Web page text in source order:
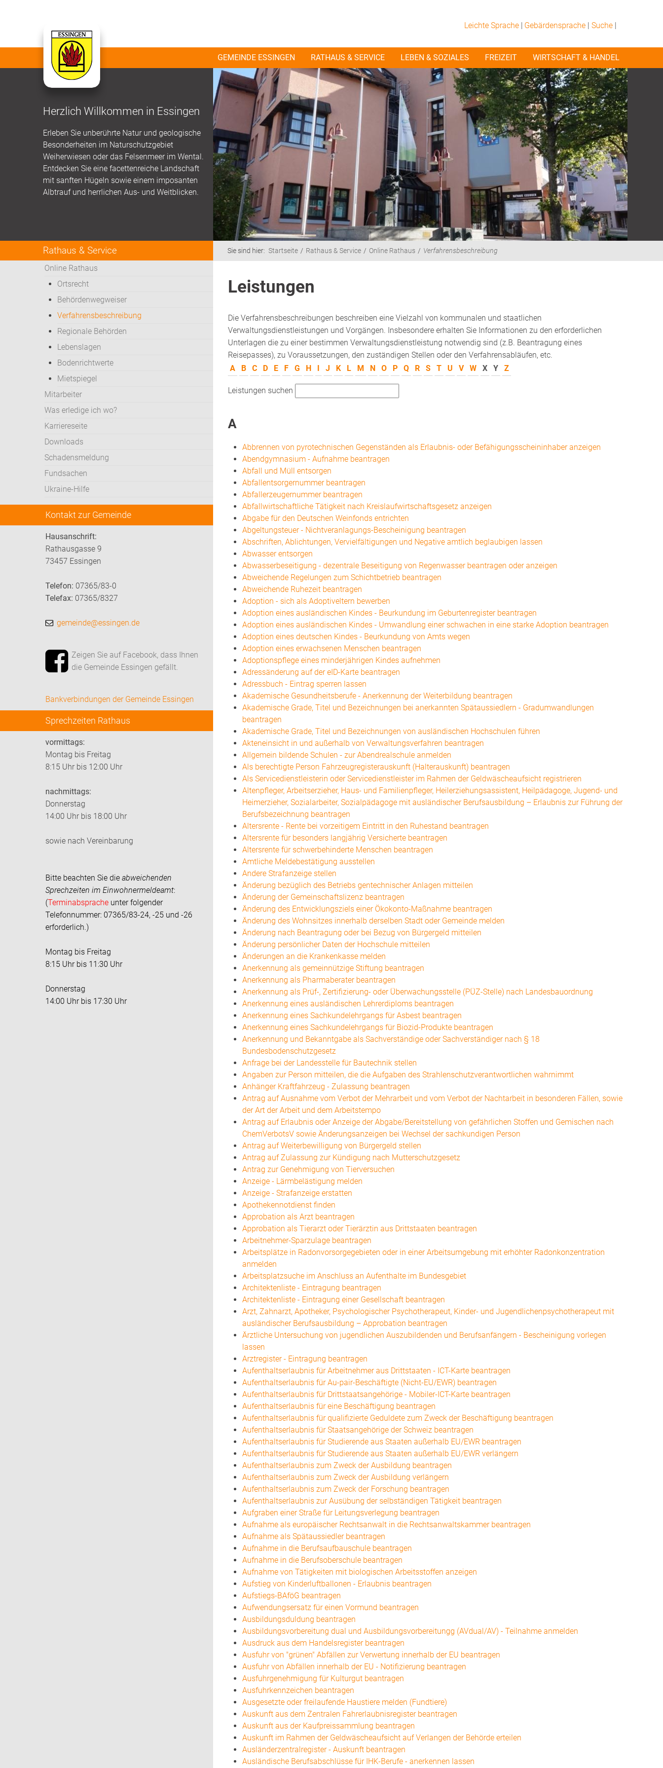
Leichte Sprache | Gebärdensprache | Suche|
GEMEINDE ESSINGEN RATHAUS & SERVICE LEBEN & SOZIALES FREIZEIT WIRTSCHAFT & HANDEL
Herzlich Willkommen in Essingen
Erleben Sie unberührte Natur und geologische
Besonderheiten im Naturschutzgebiet
Weiherwiesen oder das Felsenmeer im Wental.
Entdecken Sie eine facettenreiche Landschaft
mit sanften Hügeln sowie einem imposanten
Albtrauf und herrlichen Aus- und Weitblicken.
Rathaus & Service
Online Rathaus
Ortsrecht
Behördenwegweiser
Verfahrensbeschreibung
Regionale Behörden
Lebenslagen
Bodenrichtwerte
Mietspiegel
Mitarbeiter
Was erledige ich wo?
Karriereseite
Downloads
Schadensmeldung
Fundsachen
Ukraine-Hilfe
Kontakt zur Gemeinde
Hausanschrift:
Rathausgasse 9
73457 Essingen
Telefon: 07365/83-0
Telefax: 07365/8327
gemeinde@essingen.de
Zeigen Sie auf Facebook, dass Ihnen
die Gemeinde Essingen gefällt.
Bankverbindungen der Gemeinde Essingen
Sprechzeiten Rathaus
vormittags:
Montag bis Freitag
8:15 Uhr bis 12:00 Uhr
nachmittags:
Donnerstag
14:00 Uhr bis 18:00 Uhr
sowie nach Vereinbarung
Bitte beachten Sie die abweichenden
Sprechzeiten im Einwohnermeldeamt:
(Terminabsprache unter folgender
Telefonnummer: 07365/83-24, -25 und -26
erforderlich.)
Montag bis Freitag
8:15 Uhr bis 11:30 Uhr
Donnerstag
14:00 Uhr bis 17:30 Uhr
Sie sind hier: Startseite Rathaus & Service Online Rathaus Verfahrensbeschreibung
Leistungen
Die Verfahrensbeschreibungen beschreiben eine Vielzahl von kommunalen und staatlichen
Verwaltungsdienstleistungen und Vorgängen. Insbesondere erhalten Sie Informationen zu den erforderlichen
Unterlagen die zu einer bestimmen Verwaltungsdienstleistung notwendig sind (z.B. Beantragung eines
Reisepasses), zu Voraussetzungen, den zuständigen Stellen oder den Verfahrensabläufen, etc.
A
B C D E F G H J K L M N O P Q R S T U V W X Y Z
Leistungen suchen
A
Abbrennen von pyrotechnischen Gegenständen als Erlaubnis- oder Befähigungsscheininhaber anzeigen
Abendgymnasium - Aufnahme beantragen
Abfall und Müll entsorgen
Abfallentsorgernummer beantragen
Abfallerzeugernummer beantragen
Abfallwirtschaftliche Tätigkeit nach Kreislaufwirtschaftsgesetz anzeigen
Abgabe für den Deutschen Weinfonds entrichten
Abgeltungsteuer - Nichtveranlagungs-Bescheinigung beantragen
Abschriften, Ablichtungen, Vervielfältigungen und Negative amtlich beglaubigen lassen
Abwasser entsorgen
Abwasserbeseitigung - dezentrale Beseitigung von Regenwasser beantragen oder anzeigen
Abweichende Regelungen zum Schichtbetrieb beantragen
Abweichende Ruhezeit beantragen
Adoption - sich als Adoptiveltern bewerben
Adoption eines ausländischen Kindes - Beurkundung im Geburtenregister beantragen
Adoption eines ausländischen Kindes - Umwandlung einer schwachen in eine starke Adoption beantragen
Adoption eines deutschen Kindes - Beurkundung von Amts wegen
Adoption eines erwachsenen Menschen beantragen
Adoptionspflege eines minderjährigen Kindes aufnehmen
Adressänderung auf der eID-Karte beantragen
Adressbuch - Eintrag sperren lassen
Akademische Gesundheitsberufe - Anerkennung der Weiterbildung beantragen
Akademische Grade, Titel und Bezeichnungen bei anerkannten Spätaussiedlern - Gradumwandlungen
beantragen
Akademische Grade, Titel und Bezeichnungen von ausländischen Hochschulen führen
Akteneinsicht in und außerhalb von Verwaltungsverfahren beantragen
Allgemein bildende Schulen - zur Abendrealschule anmelden
Als berechtigte Person Fahrzeugregisterauskunft (Halterauskunft) beantragen
Als Servicedienstleisterin oder Servicedienstleister im Rahmen der Geldwäscheaufsicht registrieren
Altenpfleger, Arbeitserzieher, Haus- und Familienpfleger, Heilerziehungsassistent, Heilpädagoge, Jugend- und
Heimerzieher, Sozialarbeiter, Sozialpädagoge mit ausländischer Berufsausbildung – Erlaubnis zur Führung der
Berufsbezeichnung beantragen
Altersrente - Rente bei vorzeitigem Eintritt in den Ruhestand beantragen
Altersrente für besonders langjährig Versicherte beantragen
Altersrente für schwerbehinderte Menschen beantragen
Amtliche Meldebestätigung ausstellen
Andere Strafanzeige stellen
Änderung bezüglich des Betriebs gentechnischer Anlagen mitteilen
Änderung der Gemeinschaftslizenz beantragen
Änderung des Entwicklungsziels einer Ökokonto-Maßnahme beantragen
Änderung des Wohnsitzes innerhalb derselben Stadt oder Gemeinde melden
Änderung nach Beantragung oder bei Bezug von Bürgergeld mitteilen
Änderung persönlicher Daten der Hochschule mitteilen
Änderungen an die Krankenkasse melden
Anerkennung als gemeinnützige Stiftung beantragen
Anerkennung als Pharmaberater beantragen
Anerkennung als Prüf-, Zertifizierung- oder Überwachungsstelle (PÜZ-Stelle) nach Landesbauordnung
Anerkennung eines ausländischen Lehrerdiploms beantragen
Anerkennung eines Sachkundelehrgangs für Asbest beantragen
Anerkennung eines Sachkundelehrgangs für Biozid-Produkte beantragen
Anerkennung und Bekanntgabe als Sachverständige oder Sachverständiger nach § 18
Bundesbodenschutzgesetz
Anfrage bei der Landesstelle für Bautechnik stellen
Angaben zur Person mitteilen, die die Aufgaben des Strahlenschutzverantwortlichen wahrnimmt
Anhänger Kraftfahrzeug - Zulassung beantragen
Antrag auf Ausnahme vom Verbot der Mehrarbeit und vom Verbot der Nachtarbeit in besonderen Fällen, sowie
der Art der Arbeit und dem Arbeitstempo
Antrag auf Erlaubnis oder Anzeige der Abgabe/Bereitstellung von gefährlichen Stoffen und Gemischen nach
ChemVerbotsV sowie Änderungsanzeigen bei Wechsel der sachkundigen Person
Antrag auf Weiterbewilligung von Bürgergeld stellen
Antrag auf Zulassung zur Kündigung nach Mutterschutzgesetz
Antrag zur Genehmigung von Tierversuchen
Anzeige - Lärmbelästigung melden
Anzeige - Strafanzeige erstatten
Apothekennotdienst finden
Approbation als Arzt beantragen
Approbation als Tierarzt oder Tierärztin aus Drittstaaten beantragen
Arbeitnehmer-Sparzulage beantragen
Arbeitsplätze in Radonvorsorgegebieten oder in einer Arbeitsumgebung mit erhöhter Radonkonzentration
anmelden
Arbeitsplatzsuche im Anschluss an Aufenthalte im Bundesgebiet
Architektenliste - Eintragung beantragen
Architektenliste - Eintragung einer Gesellschaft beantragen
Arzt, Zahnarzt, Apotheker, Psychologischer Psychotherapeut, Kinder- und Jugendlichenpsychotherapeut mit
ausländischer Berufsausbildung – Approbation beantragen
Ärztliche Untersuchung von jugendlichen Auszubildenden und Berufsanfängern - Bescheinigung vorlegen
lassen
Arztregister - Eintragung beantragen
Aufenthaltserlaubnis für Arbeitnehmer aus Drittstaaten - ICT-Karte beantragen
Aufenthaltserlaubnis für Au-pair-Beschäftigte (Nicht-EU/EWR) beantragen
Aufenthaltserlaubnis für Drittstaatsangehörige - Mobiler-ICT-Karte beantragen
Aufenthaltserlaubnis für eine Beschäftigung beantragen
Aufenthaltserlaubnis für qualifizierte Geduldete zum Zweck der Beschäftigung beantragen
Aufenthaltserlaubnis für Staatsangehörige der Schweiz beantragen
Aufenthaltserlaubnis für Studierende aus Staaten außerhalb EU/EWR beantragen
Aufenthaltserlaubnis für Studierende aus Staaten außerhalb EU/EWR verlängern
Aufenthaltserlaubnis zum Zweck der Ausbildung beantragen
Aufenthaltserlaubnis zum Zweck der Ausbildung verlängern
Aufenthaltserlaubnis zum Zweck der Forschung beantragen
Aufenthaltserlaubnis zur Ausübung der selbständigen Tätigkeit beantragen
Aufgraben einer Straße für Leitungsverlegung beantragen
Aufnahme als europäischer Rechtsanwalt in die Rechtsanwaltskammer beantragen
Aufnahme als Spätaussiedler beantragen
Aufnahme in die Berufsaufbauschule beantragen
Aufnahme in die Berufsoberschule beantragen
Aufnahme von Tätigkeiten mit biologischen Arbeitsstoffen anzeigen
Aufstieg von Kinderluftballonen - Erlaubnis beantragen
Aufstiegs-BAföG beantragen
Aufwendungsersatz für einen Vormund beantragen
Ausbildungsduldung beantragen
Ausbildungsvorbereitung dual und Ausbildungsvorbereitungg (AVdual/AV) - Teilnahme anmelden
Ausdruck aus dem Handelsregister beantragen
Ausfuhr von "grünen" Abfällen zur Verwertung innerhalb der EU beantragen
Ausfuhr von Abfällen innerhalb der EU - Notifizierung beantragen
Ausfuhrgenehmigung für Kulturgut beantragen
Ausfuhrkennzeichen beantragen
Ausgesetzte oder freilaufende Haustiere melden (Fundtiere)
Auskunft aus dem Zentralen Fahrerlaubnisregister beantragen
Auskunft aus der Kaufpreissammlung beantragen
Auskunft im Rahmen der Geldwäscheaufsicht auf Verlangen der Behörde erteilen
Ausländerzentralregister - Auskunft beantragen
Ausländische Berufsabschlüsse für IHK-Berufe - anerkennen lassen